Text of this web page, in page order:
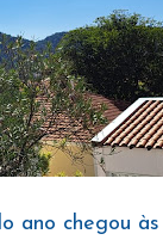
ano chegou